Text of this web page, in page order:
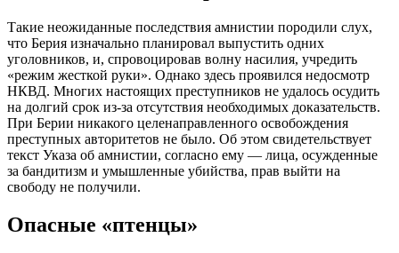
Такие неожиданные последствия амнистии породили слух,
что Берия изначально планировал выпустить одних
уголовников, и, спровоцировав волну насилия, учредить
«режим жесткой руки». Однако здесь проявился недосмотр
НКВД. Многих настоящих преступников не удалось осудить
на долгий срок из-за отсутствия необходимых доказательств.
При Берии никакого целенаправленного освобождения
преступных авторитетов не было. Об этом свидетельствует
текст Указа об амнистии, согласно ему — лица, осужденные
за бандитизм и умышленные убийства, прав выйти на
свободу не получили.
Опасные «птенцы»